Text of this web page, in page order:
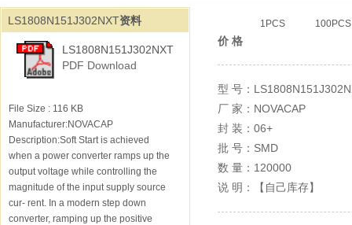
LS1808N151J302NXT资料
LS1808N151J302NXT
PDF Download
File Size : 116 KB
Manufacturer:NOVACAP
Description:Soft Start is achieved
when a power converter ramps up the
output voltage while controlling the
magnitude of the input supply source
cur- rent. In a modern step down
converter, ramping up the positive
1PCS 100PCS
价 格
型 号：
厂 家： NOVACAP
封 装：06+
批 号： SMD
数 量： 120000
说 明：【自己库存】